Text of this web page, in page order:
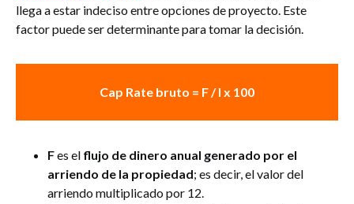
llega a estar indeciso entre opciones de proyecto. Este
factor puede ser determinante para tomar la decisión.
Cap Rate bruto = F / I x 100
Fes el flujo de dinero anual generado por el
arriendo de la propiedad; es decir, el valor del
arriendo multiplicado por 12.